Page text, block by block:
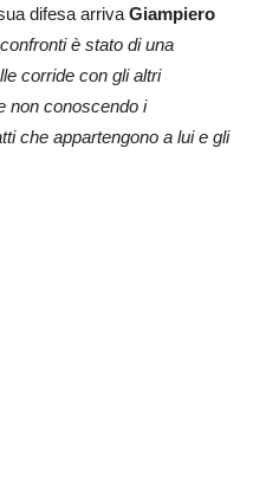
difesa arrivaGiampiero
è stato di una
corride con gli altri
non conoscendo i
che appartengono a lui e gli